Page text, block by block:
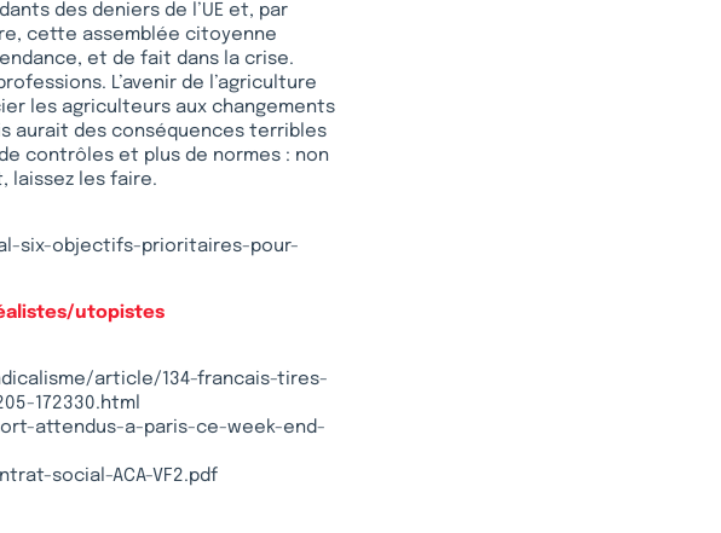
des deniers de l’UE et, par
cette assemblée citoyenne
et de fait dans la crise.
L’avenir de l’agriculture
les agriculteurs aux changements
aurait des conséquences terribles
contrôles et plus de normes : non
laissez les faire.
six-objectifs-prioritaires-pour-
utopistes
article/134-francais-tires-
172330.html
attendus-a-paris-ce-week-end-
social-ACA-VF2.pdf